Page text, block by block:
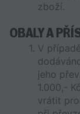
zboží.
OBALY A
V
jeho
1.000,-
vrátit